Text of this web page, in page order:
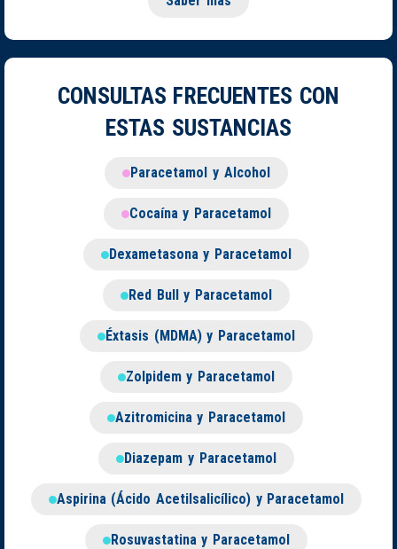
CONSULTAS FRECUENTES CON
ESTAS SUSTANCIAS
Paracetamol y Alcohol
Cocaína y Paracetamol
Dexametasona y Paracetamol
Red Bull y Paracetamol
Éxtasis (MDMA) y Paracetamol
Zolpidem y Paracetamol
Azitromicina y Paracetamol
Diazepam y Paracetamol
Aspirina (Ácido Acetilsalicílico) y Paracetamol
Rosuvastatina y Paracetamol